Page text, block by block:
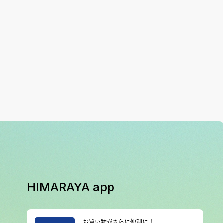
HIMARAYA app
お買い物がさらに便利に！